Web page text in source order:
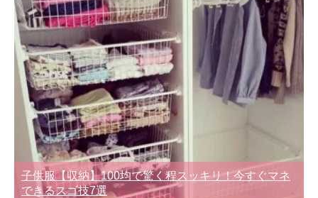
子供服【収納】100均で驚く程スッキリ！今すぐマネ
できるスゴ技7選